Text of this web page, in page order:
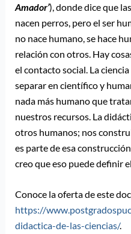
Amador’), donde dice que
nacen perros, pero el ser
no nace humano, se hace
relación con otros. Hay
el contacto social. La
separar en científico y
nada más humano que
nuestros recursos. La
otros humanos; nos
es parte de esa
creo que eso puede definir
Conoce la oferta de este
https://
didactica-de-las-ciencias/.